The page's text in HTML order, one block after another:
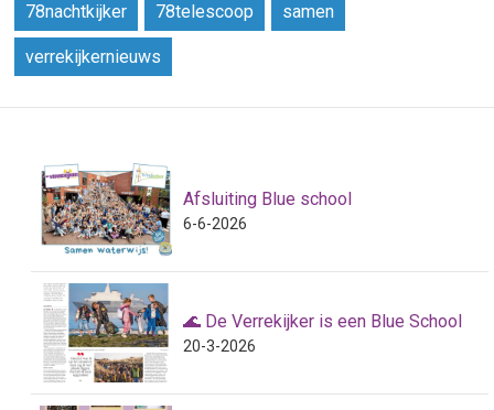
78nachtkijker 78telescoop samen
verrekijkernieuws
Afsluiting Blue school
6-6-2026
🌊 De Verrekijker is een Blue School
20-3-2026